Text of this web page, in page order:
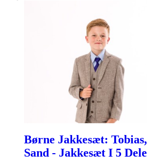
Børne Jakkesæt: Tobias,
Sand - Jakkesæt I 5 Dele